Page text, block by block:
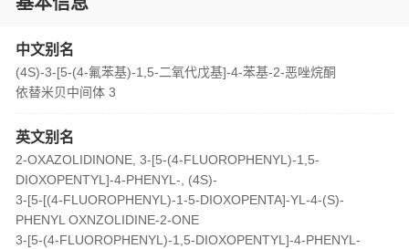
中文别名
(4S)-3-[5-(4-氟苯基)-1,5-二氧代戊基]-4-苯基-2-恶唑烷酮
依替米贝中间体 3
英文别名
2-OXAZOLIDINONE, 3-[5-(4-FLUOROPHENYL)-1,5-
DIOXOPENTYL]-4-PHENYL-, (4S)-
3-[5-[(4-FLUOROPHENYL)-1-5-DIOXOPENTA]-YL-4-(S)-
PHENYL OXNZOLIDINE-2-ONE
3-[5-(4-FLUOROPHENYL)-1,5-DIOXOPENTYL]-4-PHENYL-